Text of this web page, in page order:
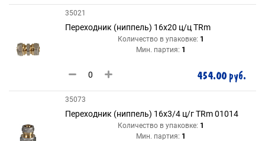
35021
Переходник (ниппель) 16х20 ц/ц TRm
Количество в упаковке: 1
Мин. партия: 1
454.00 руб.
35073
Переходник (ниппель) 16х3/4 ц/г TRm 01014
Количество в упаковке: 1
Мин. партия: 1